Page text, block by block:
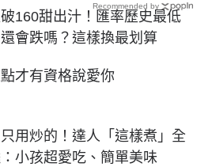
160甜出汁！匯率歷史最低
會跌嗎？這樣換最划算
才有資格說愛你
用炒的！達人「這樣煮」全
小孩超愛吃、簡單美味
Recommended by